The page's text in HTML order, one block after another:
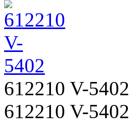
612210 V-5402
612210 V-5402